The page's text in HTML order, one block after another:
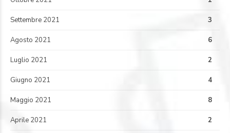
Settembre 2021 3
Agosto 2021 6
Luglio 2021 2
Giugno 2021 4
Maggio 2021 8
Aprile 2021 2